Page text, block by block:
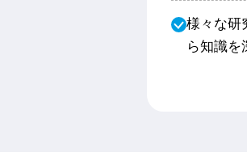
様々な研
ら知識を